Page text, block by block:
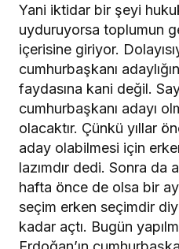
Yani iktidar bir şeyi
uyduruyorsa toplumun
içerisine giriyor.
cumhurbaşkanı
faydasına kani değil.
cumhurbaşkanı adayı
olacaktır. Çünkü yıllar
aday olabilmesi için
lazımdır dedi. Sonra da
hafta önce de olsa bir
seçim erken seçimdir
kadar açtı. Bugün